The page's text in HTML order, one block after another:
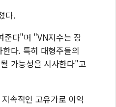
다.
준다"며 "VN지수는 장
다. 특히 대형주들의
가능성을 시사한다"고
속적인 고유가로 이익